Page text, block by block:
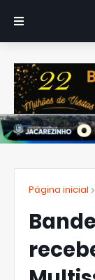
Página inicial